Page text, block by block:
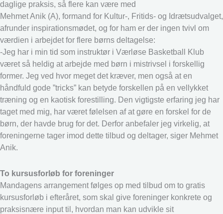
daglige praksis, så flere kan være med
Mehmet Anik (A), formand for Kultur-, Fritids- og Idrætsudvalget,
afrunder inspirationsmødet, og for ham er der ingen tvivl om
værdien i arbejdet for flere børns deltagelse:
-Jeg har i min tid som instruktør i Værløse Basketball Klub
været så heldig at arbejde med børn i mistrivsel i forskellig
former. Jeg ved hvor meget det kræver, men også at en
håndfuld gode ”tricks” kan betyde forskellen på en vellykket
træning og en kaotisk forestilling. Den vigtigste erfaring jeg har
taget med mig, har været følelsen af at gøre en forskel for de
børn, der havde brug for det. Derfor anbefaler jeg virkelig, at
foreningerne tager imod dette tilbud og deltager, siger Mehmet
Anik.
To kursusforløb for foreninger
Mandagens arrangement følges op med tilbud om to gratis
kursusforløb i efteråret, som skal give foreninger konkrete og
praksisnære input til, hvordan man kan udvikle sit